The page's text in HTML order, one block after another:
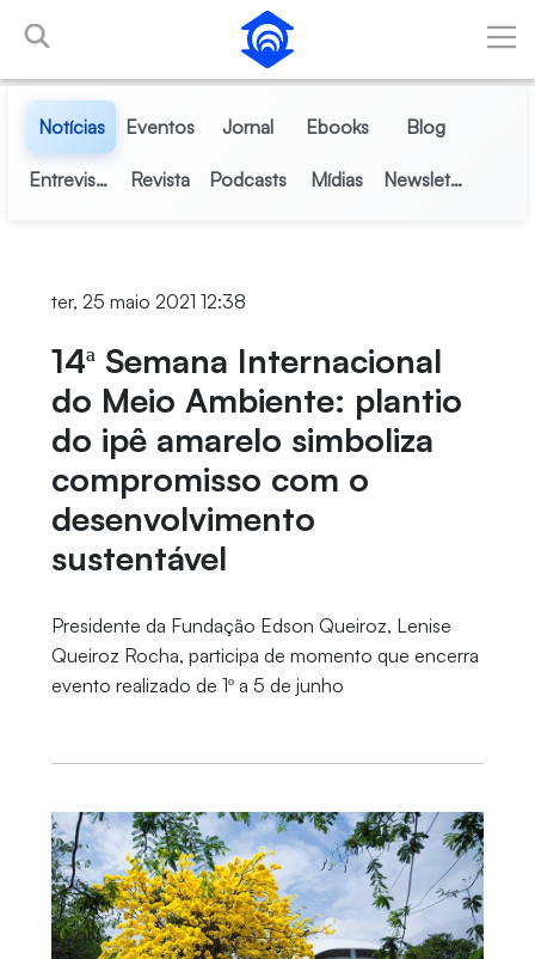
Pular para o Conteúdo principal
Notícias Eventos Jornal Ebooks Blog
Entrevistas Revista Podcasts Mídias Newsletter
ter, 25 maio 2021 12:38
14ª Semana Internacional
do Meio Ambiente: plantio
do ipê amarelo simboliza
compromisso com o
desenvolvimento
sustentável
Presidente da Fundação Edson Queiroz, Lenise
Queiroz Rocha, participa de momento que encerra
evento realizado de 1º a 5 de junho